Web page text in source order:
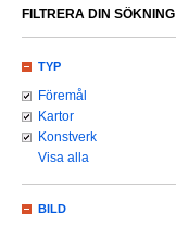
FILTRERA DIN SÖKNING
TYP
Föremål
Kartor
Konstverk
Visa alla
BILD